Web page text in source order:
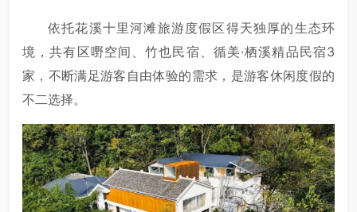
依托花溪十里河滩旅游度假区得天独厚的生态环
境，共有区嘢空间、竹也民宿、循美·栖溪精品民宿3
家，不断满足游客自由体验的需求，是游客休闲度假的
不二选择。